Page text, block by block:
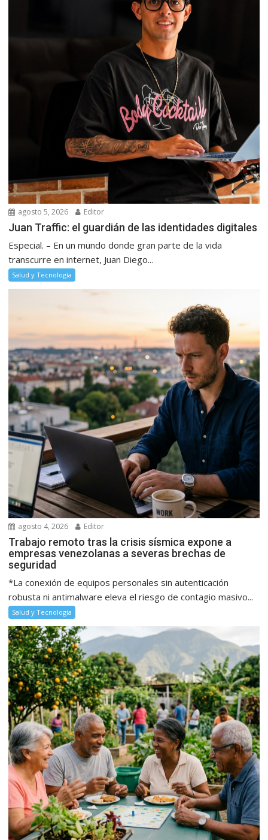
agosto 5, 2026 Editor
Juan Traffic: el guardián de las identidades digitales
Especial. – En un mundo donde gran parte de la vida
transcurre en internet, Juan Diego...
Salud y Tecnología
agosto 4, 2026 Editor
Trabajo remoto tras la crisis sísmica expone a
empresas venezolanas a severas brechas de
seguridad
*La conexión de equipos personales sin autenticación
robusta ni antimalware eleva el riesgo de contagio masivo...
Salud y Tecnología